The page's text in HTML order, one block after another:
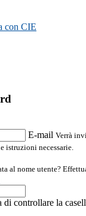
con CIE
E-mail Verrà
istruzioni necessarie.
al nome utente?
controllare la